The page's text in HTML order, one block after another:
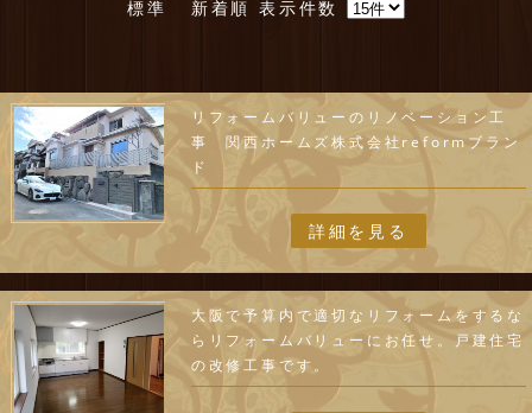
標準
新着順 表示件数
リフォームバリューのリノベーション工
事 関西ホームズ株式会社reformブラン
ド
詳細を見る
大阪で予算内で適切なリフォームをするな
らリフォームバリューにお任せ。戸建住宅
の改修工事です。